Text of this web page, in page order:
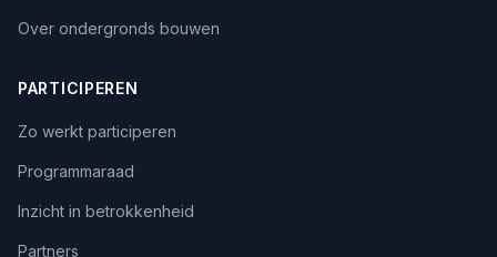
Over ondergronds bouwen
PARTICIPEREN
Zo werkt participeren
Programmaraad
Inzicht in betrokkenheid
Partners